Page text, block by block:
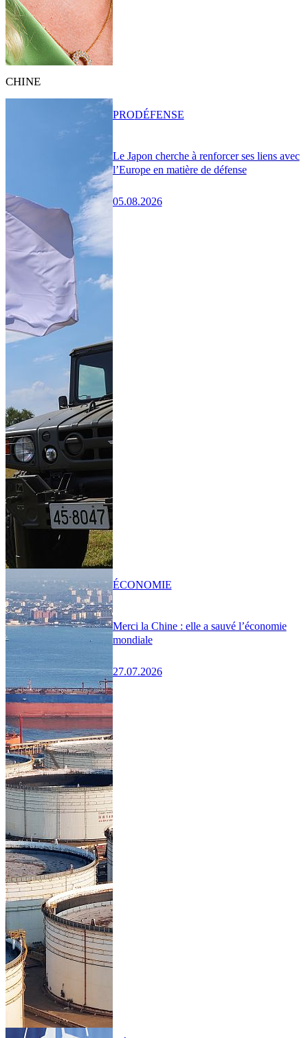
CHINE
Le Japon cherche à renforcer ses liens avec
l’Europe en matière de défense
05.08.2026
PRODÉFENSE
Merci la Chine : elle a sauvé l’économie
mondiale
27.07.2026
ÉCONOMIE